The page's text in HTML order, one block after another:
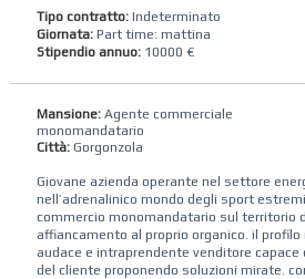
Tipo contratto:Indeterminato
Giornata: Part time: mattina
Stipendio annuo: 10000 €
Mansione:Agente commerciale
monomandatario
Città:Gorgonzola
Giovane azienda operante nel settore
nell’adrenalinico mondo degli sport
commercio monomandatario sul territorio
affiancamento al proprio organico. il profilo
audace e intraprendente venditore capace
del cliente proponendo soluzioni mirate.